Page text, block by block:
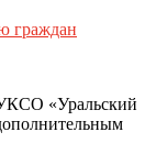
граждан
«Уральский